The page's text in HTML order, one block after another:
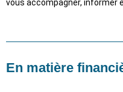
vous accompagner, informer
En matière